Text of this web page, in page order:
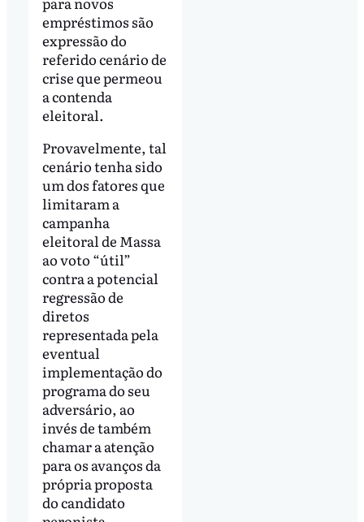
empréstimos são
expressão do
referido cenário de
crise que permeou
a contenda
eleitoral.
Provavelmente, tal
cenário tenha sido
um dos fatores que
limitaram a
campanha
eleitoral de Massa
ao voto “útil”
contra a potencial
regressão de
diretos
representada pela
eventual
implementação do
programa do seu
adversário, ao
invés de também
chamar a atenção
para os avanços da
própria proposta
do candidato